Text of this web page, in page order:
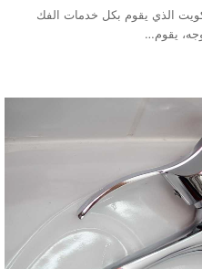
الذي يقوم بكل خدمات الفك
يقوم…